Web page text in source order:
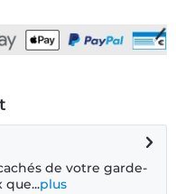
de votre garde-
que...plus